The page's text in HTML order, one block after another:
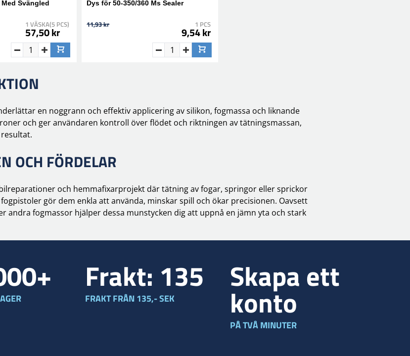
Svängled
1 VÄSKA(5 PCS)
57,50 kr
Dys för 50-350/360 Ms Sealer
11,93 kr 1 PCS
9,54 kr
en noggrann och effektiv applicering av silikon, fogmassa och liknande
och ger användaren kontroll över flödet och riktningen av tätningsmassan,
OCH FÖRDELAR
och hemmafixarprojekt där tätning av fogar, springor eller sprickor
gör dem enkla att använda, minskar spill och ökar precisionen. Oavsett
andra fogmassor hjälper dessa munstycken dig att uppnå en jämn yta och stark
Frakt: 135
FRAKT FRÅN 135,- SEK
Skapa ett
konto
PÅ TVÅ MINUTER